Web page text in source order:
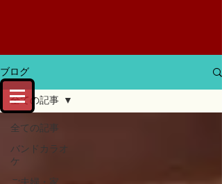
ブログ
全ての記事
バンドカラオ
ケ
全ての記事